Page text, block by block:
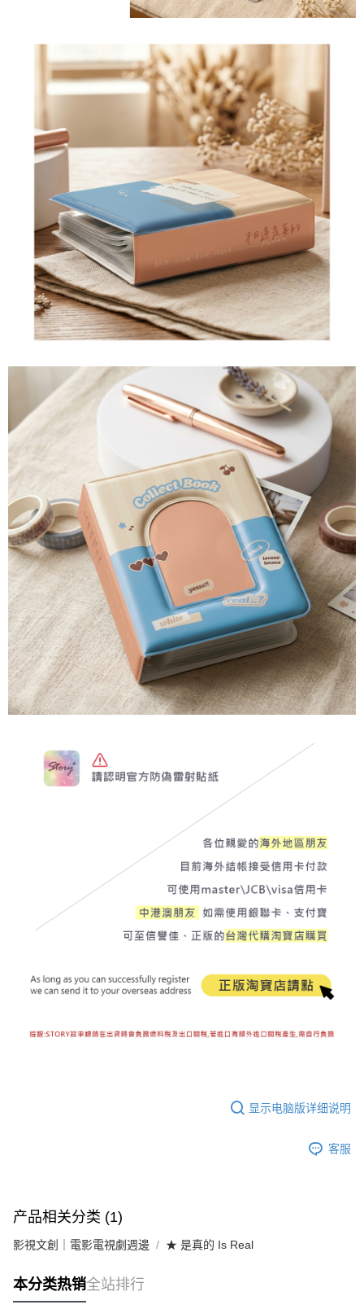
显示电脑版详细说明
客服
产品相关分类 (1)
影視文創｜電影電視劇週邊 ★ 是真的 Is Real
本分类热销全站排行